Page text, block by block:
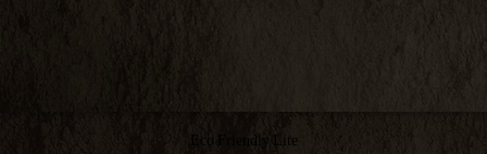
Eco Friendly Lite